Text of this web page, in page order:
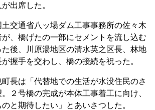
出席した。
交通省八ッ場ダム工事事務所の佐々木
、橋げたの一部にセメントを流し込む
後、川原湯地区の清水英之区長、林地
握手を交わし、橋の接続を祝った。
長は「代替地での生活が水没住民のさ
２号橋の完成が本体工事着工に向け、
と期待したい」とあいさつした。